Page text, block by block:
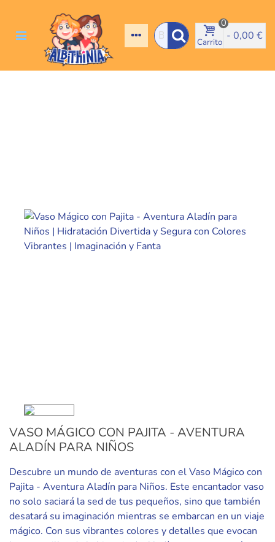
Carrito
0
- 0,00 €
VASO MÁGICO CON PAJITA - AVENTURA
ALADÍN PARA NIÑOS
Descubre un mundo de aventuras con el Vaso Mágico con
Pajita - Aventura Aladín para Niños. Este encantador vaso
no solo saciará la sed de tus pequeños, sino que también
desatará su imaginación mientras se embarcan en un viaje
mágico. Con sus vibrantes colores y detalles que evocan